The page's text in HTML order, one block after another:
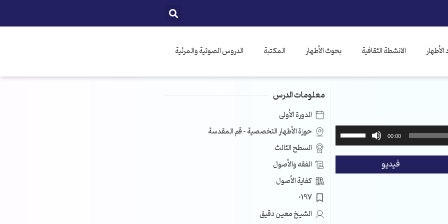
الانشطة الثقافية بحوث الأطهار المكتبة الدروس الصوتية والمرئية
00:00
استخدم
الأسهم
فيديو
معلومات الدرس
الدورة الأولى
حوزة الأطهار التخصصية – قم المقدسة
السطح الثالث
الفقه والأصول
كفاية الأصول
0197
الشيخ معين دقيق